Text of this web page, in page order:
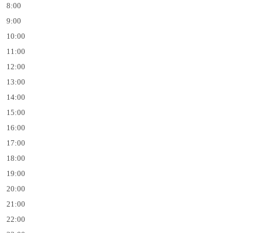
8:00
9:00
10:00
11:00
12:00
13:00
14:00
15:00
16:00
17:00
18:00
19:00
20:00
21:00
22:00